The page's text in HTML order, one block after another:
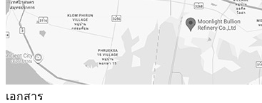
เอกสาร